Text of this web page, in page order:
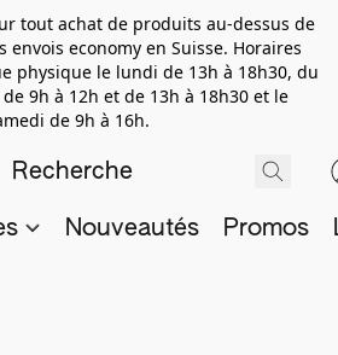
tout achat de produits au-dessus de
envois economy en Suisse. Horaires
physique le lundi de 13h à 18h30, du
9h à 12h et de 13h à 18h30 et le
de 9h à 16h.
Nouveautés Promos